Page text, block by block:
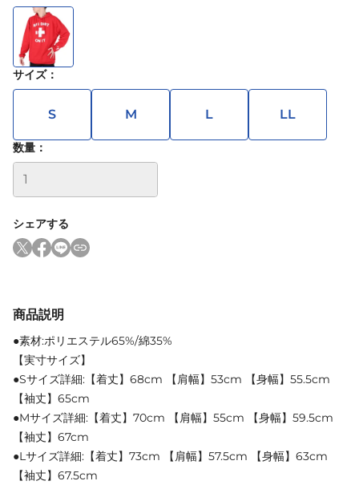
サイズ：
S M L LL
数量：
シェアする
商品説明
●素材:ポリエステル65%/綿35%
【実寸サイズ】
●Sサイズ詳細:【着丈】68cm 【肩幅】53cm 【身幅】55.5cm
【袖丈】65cm
●Mサイズ詳細:【着丈】70cm 【肩幅】55cm 【身幅】59.5cm
【袖丈】67cm
●Lサイズ詳細:【着丈】73cm 【肩幅】57.5cm 【身幅】63cm
【袖丈】67.5cm